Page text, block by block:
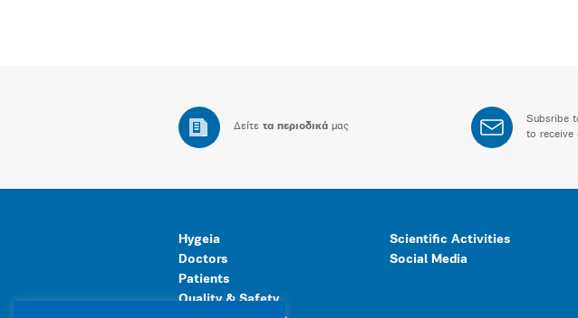
Δείτε τα περιοδικά μας
Subsribe
to receive
Hygeia
Doctors
Patients
Quality & Safety
Scientific Activities
Social Media